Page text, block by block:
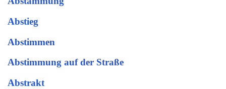
Abstieg
Abstimmen
Abstimmung auf der Straße
Abstrakt